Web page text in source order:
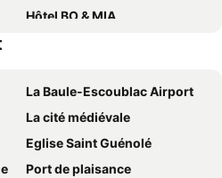
Hôtel BO & MIA
Sure Hotel by Best Western Guerande
La Baule-Escoublac Airport
La cité médiévale
Eglise Saint Guénolé
Port de plaisance